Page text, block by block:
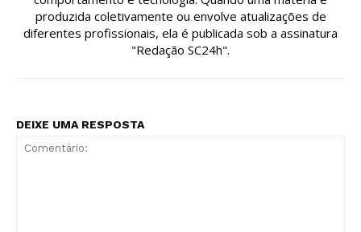
produzida coletivamente ou envolve atualizações de
diferentes profissionais, ela é publicada sob a assinatura
"Redação SC24h".
DEIXE UMA RESPOSTA